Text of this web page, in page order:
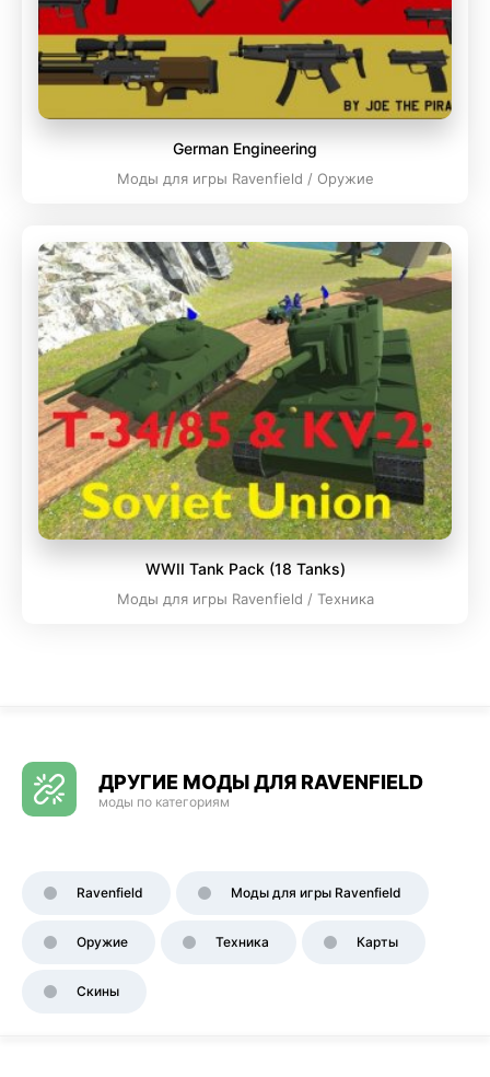
German Engineering
Моды для игры Ravenfield / Оружие
WWII Tank Pack (18 Tanks)
Моды для игры Ravenfield / Техника
ДРУГИЕ МОДЫ ДЛЯ RAVENFIELD
моды по категориям
Ravenfield Моды для игры Ravenfield
Оружие Техника Карты
Скины